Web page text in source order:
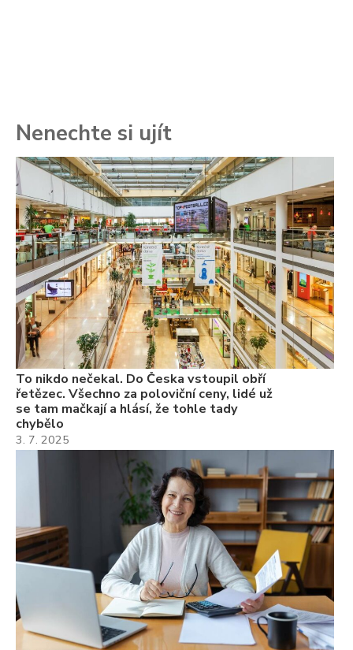
Nenechte si ujít
To nikdo nečekal. Do Česka vstoupil obří
řetězec. Všechno za poloviční ceny, lidé už
se tam mačkají a hlásí, že tohle tady
chybělo
3. 7. 2025